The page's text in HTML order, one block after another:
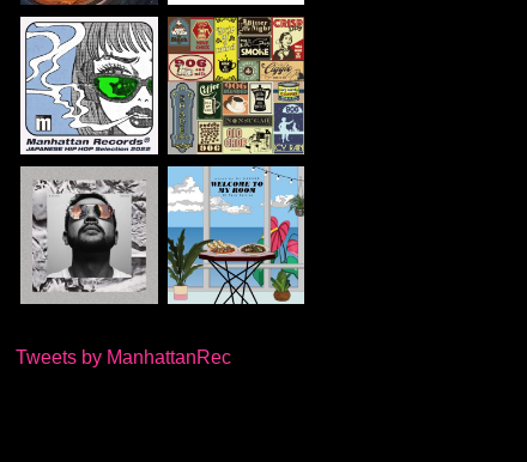
Tweets by ManhattanRec